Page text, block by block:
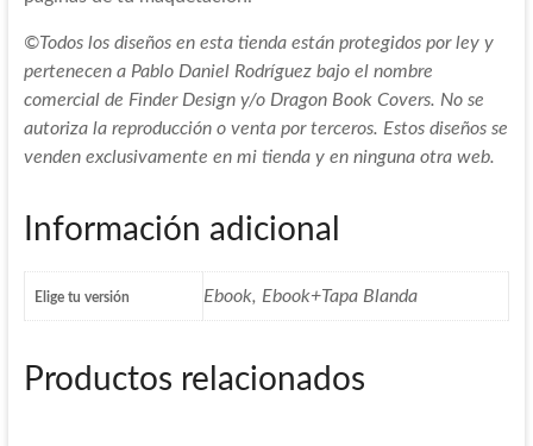
©Todos los diseños en esta tienda están protegidos por ley y
pertenecen a Pablo Daniel Rodríguez bajo el nombre
comercial de Finder Design y/o Dragon Book Covers. No se
autoriza la reproducción o venta por terceros. Estos diseños se
venden exclusivamente en mi tienda y en ninguna otra web.
Información adicional
Elige tu versión Ebook, Ebook+Tapa Blanda
Productos relacionados